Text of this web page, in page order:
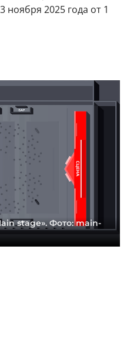
ноября 2025 года от 1
stage». Фото: main-